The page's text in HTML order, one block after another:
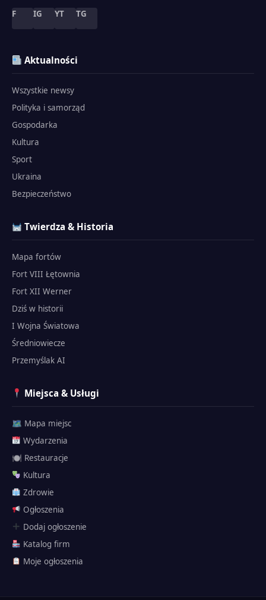
F IG YT TG
Aktualności
Wszystkie newsy
Polityka i samorząd
Gospodarka
Kultura
Sport
Ukraina
Bezpieczeństwo
Twierdza & Historia
Mapa fortów
Fort VIII Łętownia
Fort XII Werner
Dziś w historii
I Wojna Światowa
Średniowiecze
Przemyślak AI
Miejsca & Usługi
🗺 Mapa miejsc
Wydarzenia
🍽 Restauracje
Kultura
Zdrowie
Ogłoszenia
Dodaj ogłoszenie
Katalog firm
Moje ogłoszenia